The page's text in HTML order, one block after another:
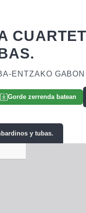
Gorde zerrenda batean
y tubas.